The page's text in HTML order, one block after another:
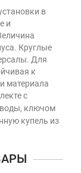
в
и
Круглые
Для
к
материала
с
воды, ключом
купель из